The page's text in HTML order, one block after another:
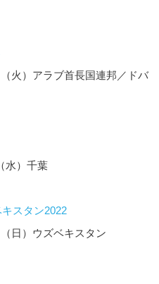
火）アラブ首長国連邦／ドバ
水）千葉
スタン2022
日）ウズベキスタン